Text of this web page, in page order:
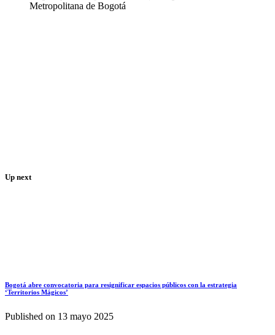
Metropolitana de Bogotá
Up next
Bogotá abre convocatoria para resignificar espacios públicos con la estrategia
‘Territorios Mágicos’
Published on 13 mayo 2025